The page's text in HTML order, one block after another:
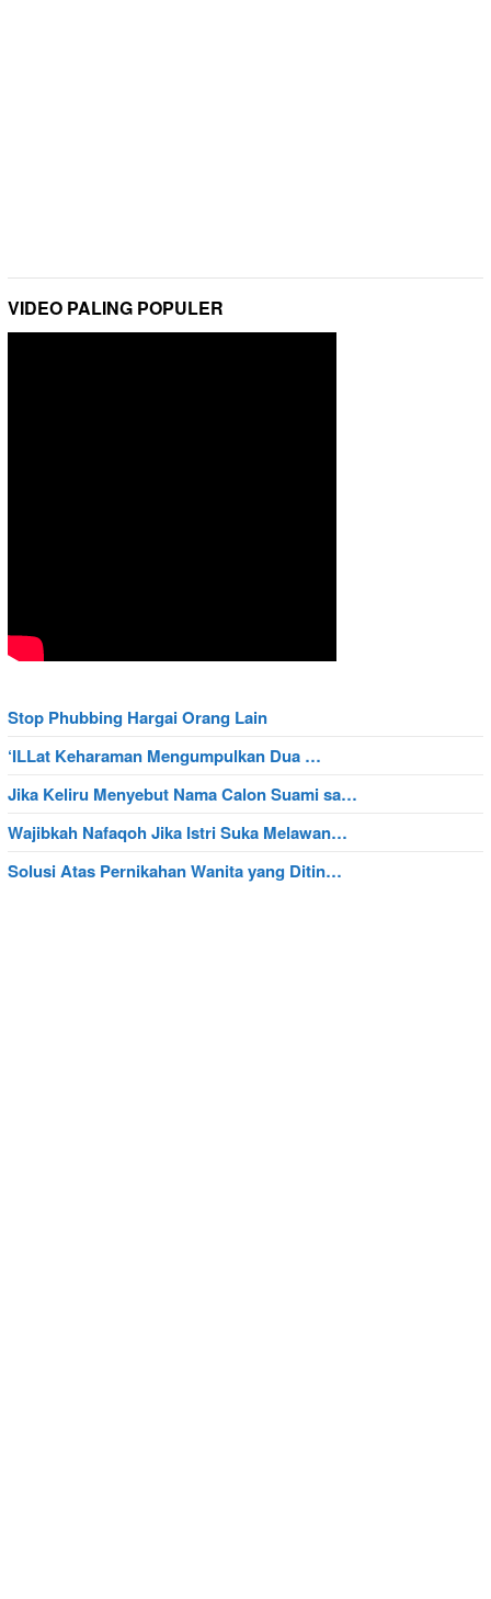
VIDEO PALING POPULER
Stop Phubbing Hargai Orang Lain
‘ILLat Keharaman Mengumpulkan Dua …
Jika Keliru Menyebut Nama Calon Suami sa…
Wajibkah Nafaqoh Jika Istri Suka Melawan…
Solusi Atas Pernikahan Wanita yang Ditin…